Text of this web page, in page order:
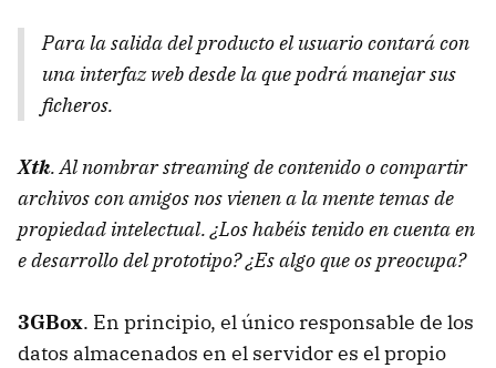
Para la salida del producto el usuario contará con
una interfaz web desde la que podrá manejar sus
ficheros.
Xtk. Al nombrar streaming de contenido o compartir
archivos con amigos nos vienen a la mente temas de
propiedad intelectual. ¿Los habéis tenido en cuenta en
e desarrollo del prototipo? ¿Es algo que os preocupa?
3GBox. En principio, el único responsable de los
datos almacenados en el servidor es el propio